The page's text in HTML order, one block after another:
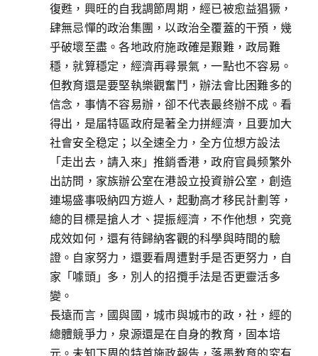
復甦，興旺的自我調節周期，經已被愈益猖獗，
肆無忌憚的政治集團，以政治全覆蓋的干預，幾
乎破壞至盡。各地政府施政確是艱難，政局難
穩，就算穩定，經濟再尋景氣，一點也不容易。
但教育還是要堅執樂觀奮鬥，辦法會比困難多的
信念，事情不容易辦，卻不代表最终辦不成。看
得出，是届特區政府是著全力拼經濟，且要加大
社會安全稳定；以全速全力，全方位想方設法
「走出去，請入來」推銷香港，政府官員频繁外
出訪問，家族辦公室在港設立投資辦公室，創造
連埸盛事吸納四方遊人，起動高才移民計劃等，
總的目標是搶人才、提振經濟，不作他想，究竟
成效如何，還有待歸納客觀的科學與時間的驗
證。自家努力，還要看周遭對手是否更努力，自
家「噱頭」多，別人的招攬手法是否更靈活多
變。
長遠而言，國與國，城市與城市的政，社，經的
總體競爭力，泉源還是在自身的教育，固本培
元。未知下周的特首施政報告，落墨教育的究有